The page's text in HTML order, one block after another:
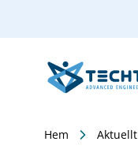
Hem Aktuellt